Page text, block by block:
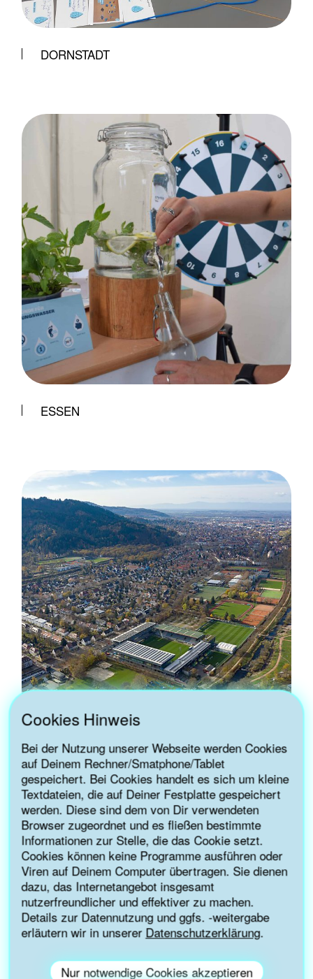
Cookies Hinweis
Bei der Nutzung unserer Webseite werden Cookies
auf Deinem Rechner/Smatphone/Tablet
gespeichert. Bei Cookies handelt es sich um kleine
Textdateien, die auf Deiner Festplatte gespeichert
werden. Diese sind dem von Dir verwendeten
Browser zugeordnet und es fließen bestimmte
Informationen zur Stelle, die das Cookie setzt.
Cookies können keine Programme ausführen oder
Viren auf Deinem Computer übertragen. Sie dienen
dazu, das Internetangebot insgesamt
nutzerfreundlicher und effektiver zu machen.
Details zur Datennutzung und ggfs. -weitergabe
erläutern wir in unserer Datenschutzerklärung.
Nur notwendige Cookies akzeptieren
DORNSTADT
ESSEN
FREIBURG
Waldsee